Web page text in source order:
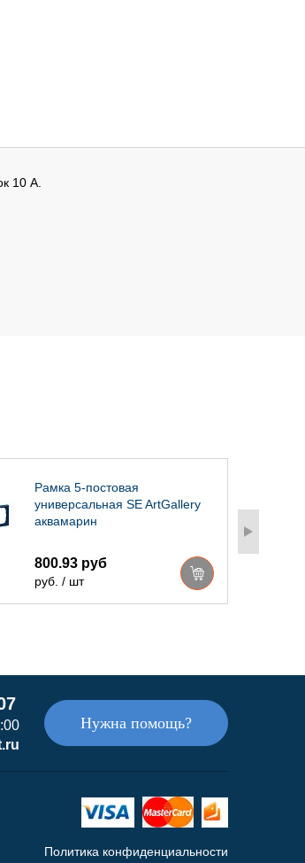
10 А.
Рамка 5-постовая
универсальная SE ArtGallery
аквамарин
800.93 руб
руб. / шт
Нужна помощь?
Политика конфиденциальности